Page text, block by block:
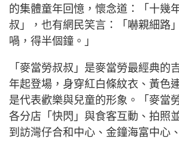
的集體童年回憶，懷念道：「十幾
叔」，也有網民笑言：「嚇親細路
喎，得半個鐘。」
「麥當勞叔叔」是麥當勞最經典的
年起登場，身穿紅白條紋衣、黃色
是代表歡樂與兒童的形象。「麥當
各分店「快閃」與食客互動、拍照
到訪灣仔合和中心、金鐘海富中心